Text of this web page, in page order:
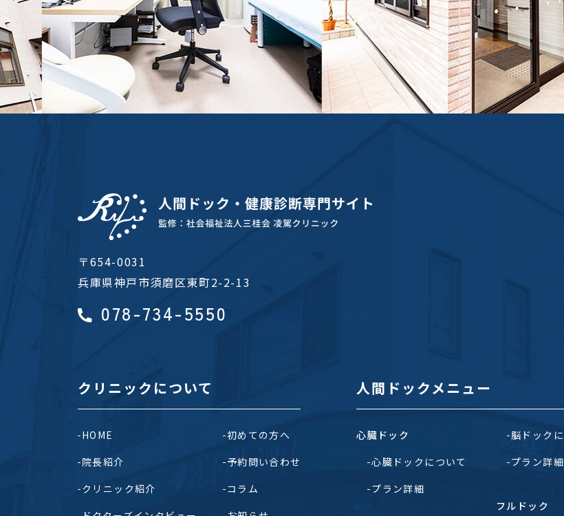
〒654-0031
兵庫県神戸市須磨区東町2-2-13
078-734-5550
クリニックについて
HOME
院長紹介
クリニック紹介
初めての方へ
予約問い合わせ
コラム
人間ドックメニュー
心臓ドック
心臓ドックについて
プラン詳細
脳ドック
プラン詳細
フルドック